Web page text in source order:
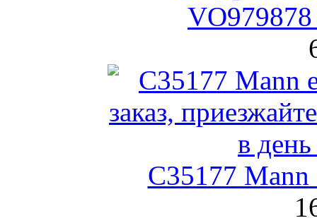
VO979878
C35177